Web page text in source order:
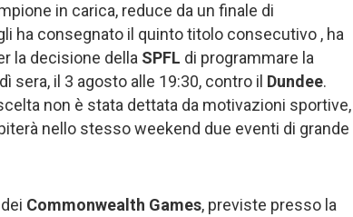
in carica, reduce da un finale di
ha consegnato il quinto titolo consecutivo , ha
la decisione della SPFL di programmare la
sera, il 3 agosto alle 19:30, contro il Dundee.
non è stata dettata da motivazioni sportive,
nello stesso weekend due eventi di grande
Commonwealth Games, previste presso la